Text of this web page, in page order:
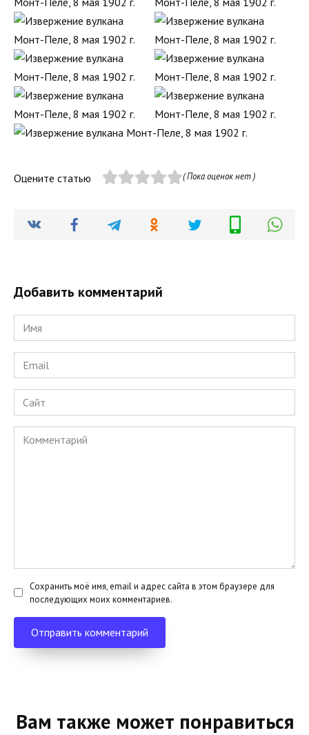
Оцените статью ( Пока оценок нет )
Добавить комментарий
Имя
*
Email
*
Сайт
Комментарий
Сохранить моё имя, email и адрес сайта в этом браузере для
последующих моих комментариев.
Вам также может понравиться